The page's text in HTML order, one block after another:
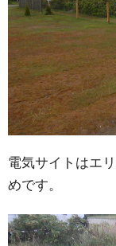
電気サイトはエ
めです。